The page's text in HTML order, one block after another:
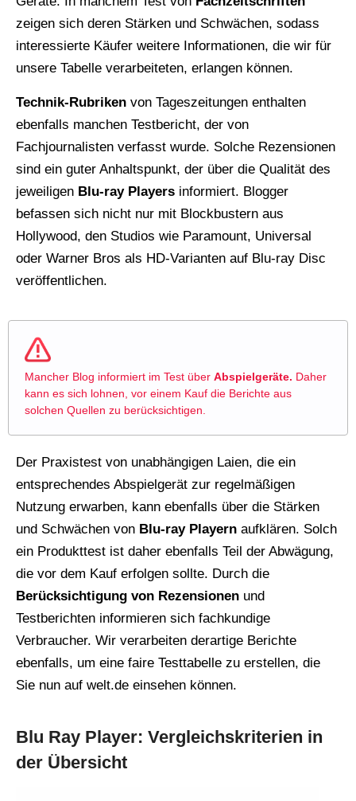
zeigen sich deren Stärken und Schwächen, sodass
interessierte Käufer weitere Informationen, die wir für
unsere Tabelle verarbeiteten, erlangen können.
Technik-Rubriken von Tageszeitungen enthalten
ebenfalls manchen Testbericht, der von
Fachjournalisten verfasst wurde. Solche Rezensionen
sind ein guter Anhaltspunkt, der über die Qualität des
jeweiligen Blu-ray Players informiert. Blogger
befassen sich nicht nur mit Blockbustern aus
Hollywood, den Studios wie Paramount, Universal
oder Warner Bros als HD-Varianten auf Blu-ray Disc
veröffentlichen.
Mancher Blog informiert im Test über Abspielgeräte. Daher
kann es sich lohnen, vor einem Kauf die Berichte aus
solchen Quellen zu berücksichtigen.
Der Praxistest von unabhängigen Laien, die ein
entsprechendes Abspielgerät zur regelmäßigen
Nutzung erwarben, kann ebenfalls über die Stärken
und Schwächen von Blu-ray Playern aufklären. Solch
ein Produkttest ist daher ebenfalls Teil der Abwägung,
die vor dem Kauf erfolgen sollte. Durch die
Berücksichtigung von Rezensionen und
Testberichten informieren sich fachkundige
Verbraucher. Wir verarbeiten derartige Berichte
ebenfalls, um eine faire Testtabelle zu erstellen, die
Sie nun auf welt.de einsehen können.
Blu Ray Player: Vergleichskriterien in
der Übersicht